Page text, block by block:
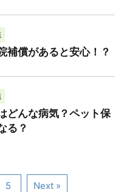
補償があると安心！？
どんな病気？ペット保
る？
5 Next »